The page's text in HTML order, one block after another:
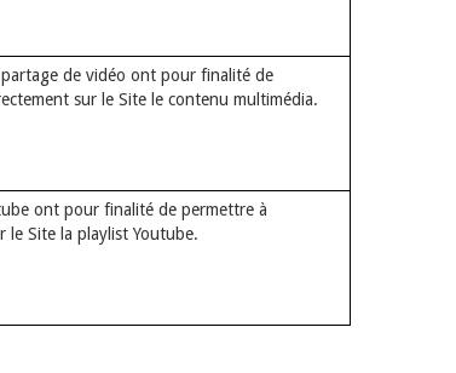
partage de vidéo ont pour finalité de
sur le Site le contenu multimédia.
ont pour finalité de permettre à
le Site la playlist Youtube.